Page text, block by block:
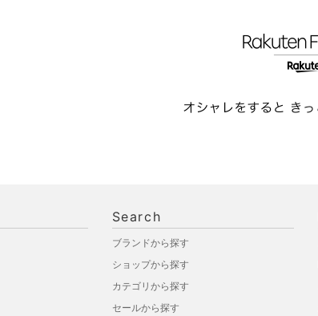
Search
ブランドから探す
ショップから探す
カテゴリから探す
セールから探す